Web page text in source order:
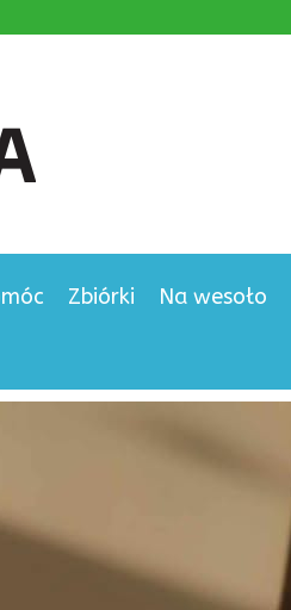
Zbiórki Na wesoło